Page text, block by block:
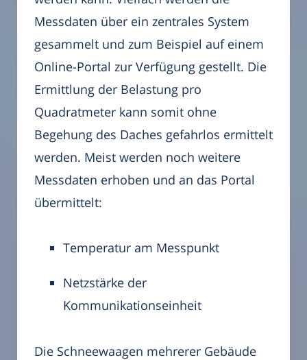
Messdaten über ein zentrales System
gesammelt und zum Beispiel auf einem
Online-Portal zur Verfügung gestellt. Die
Ermittlung der Belastung pro
Quadratmeter kann somit ohne
Begehung des Daches gefahrlos ermittelt
werden. Meist werden noch weitere
Messdaten erhoben und an das Portal
übermittelt:
Temperatur am Messpunkt
Netzstärke der
Kommunikationseinheit
Die Schneewaagen mehrerer Gebäude